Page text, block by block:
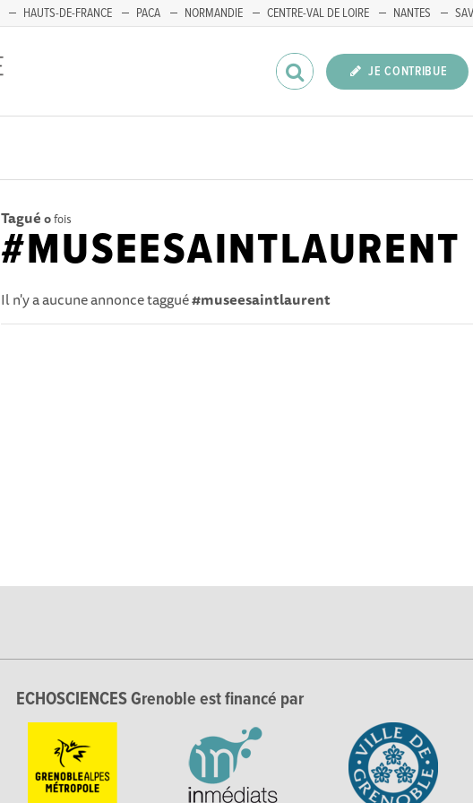
HAUTS-DE-FRANCE PACA NORMANDIE CENTRE-VAL DE LOIRE NANTES
JE CONTRIBUE
Tagué 0fois
#MUSEESAINTLAURENT
Il n'y a aucune annonce taggué#museesaintlaurent
ECHOSCIENCES Grenoble est financé par